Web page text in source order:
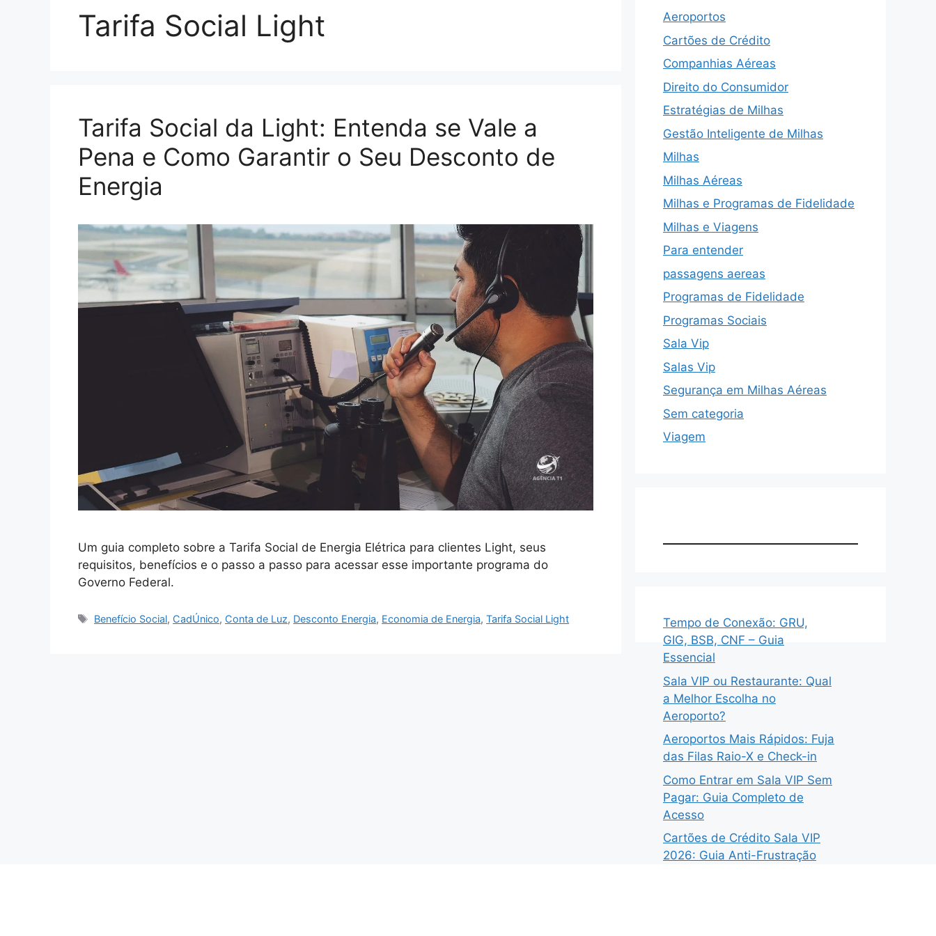
Tarifa Social Light
Tarifa Social da Light: Entenda se Vale a
Pena e Como Garantir o Seu Desconto de
Energia
Um guia completo sobre a Tarifa Social de Energia Elétrica para clientes Light, seus
requisitos, benefícios e o passo a passo para acessar esse importante programa do
Governo Federal.
Tags
Benefício Social, CadÚnico, Conta de Luz, Desconto Energia, Economia de Energia,Tarifa Social Light
Aeroportos
Cartões de Crédito
Companhias Aéreas
Direito do Consumidor
Estratégias de Milhas
Gestão Inteligente de Milhas
Milhas
Milhas Aéreas
Milhas e Programas de Fidelidade
Milhas e Viagens
Para entender
passagens aereas
Programas de Fidelidade
Programas Sociais
Sala Vip
Salas Vip
Segurança em Milhas Aéreas
Sem categoria
Viagem
Tempo de Conexão: GRU,
GIG, BSB, CNF – Guia
Essencial
Sala VIP ou Restaurante: Qual
a Melhor Escolha no
Aeroporto?
Aeroportos Mais Rápidos: Fuja
das Filas Raio-X e Check-in
Como Entrar em Sala VIP Sem
Pagar: Guia Completo de
Acesso
Cartões de Crédito Sala VIP
2026: Guia Anti-Frustração